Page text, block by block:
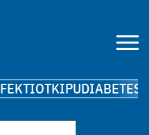
KIPUDIABETES